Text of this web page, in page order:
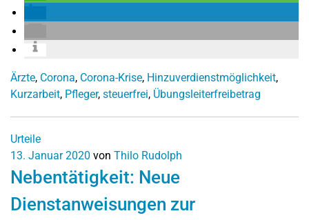
Ärzte, Corona, Corona-Krise, Hinzuverdienstmöglichkeit,
Kurzarbeit, Pfleger, steuerfrei, Übungsleiterfreibetrag
Urteile
13. Januar 2020 von Thilo Rudolph
Nebentätigkeit: Neue
Dienstanweisungen zur